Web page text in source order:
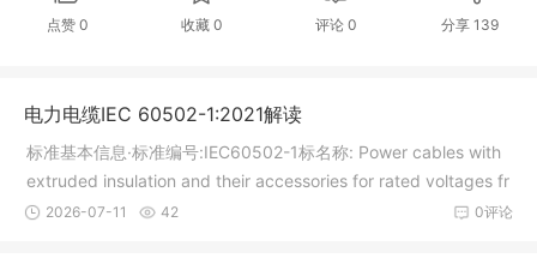
点赞 0 收藏 0 评论 0 分享 139
电力电缆IEC 60502-1:2021解读
标准基本信息·标准编号:IEC60502-1标名称: Power cables with
extruded insulation and their accessories for rated voltages fr
om1 kV (Um = 1,2 kV) up to 30 kV (Um = 36 kV) - Part 1: Cabl
0评论
2026-07-11 42